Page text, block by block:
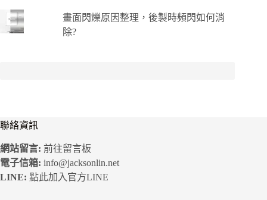
畫面閃爍原因整理，後製時頻閃如何消
除?
聯絡資訊
網站留言: 前往留言板
電子信箱: info@jacksonlin.net
LINE: 點此加入官方LINE